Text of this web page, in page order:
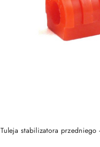
Tuleja stabilizatora przedniego
DO